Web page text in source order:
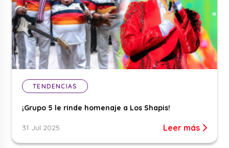
TENDENCIAS
¡Grupo 5 le rinde homenaje a Los Shapis!
31 Jul 2025 Leer más